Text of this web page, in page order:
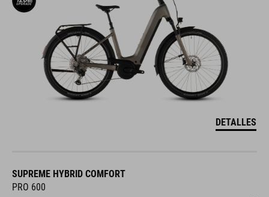
DETALLES
SUPREME HYBRID COMFORT
PRO 600